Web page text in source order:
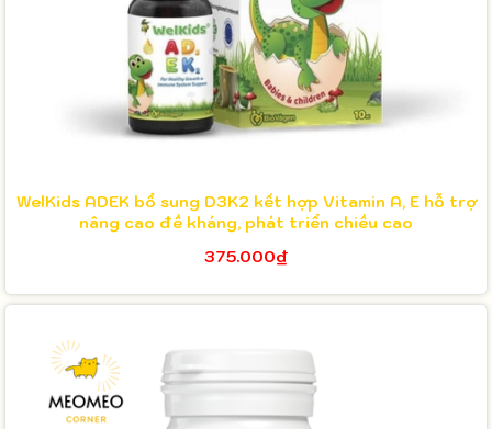
WelKids ADEK bổ sung D3K2 kết hợp Vitamin A, E hỗ trợ
nâng cao đề kháng, phát triển chiều cao
375.000₫